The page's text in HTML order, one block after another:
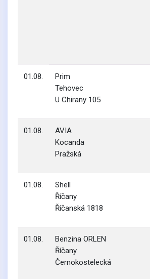
01.08.
Prim
Tehovec
U Chirany 105
01.08.
AVIA
Kocanda
Pražská
01.08.
Shell
Říčany
Říčanská 1818
01.08.
Benzina ORLEN
Říčany
Černokostelecká